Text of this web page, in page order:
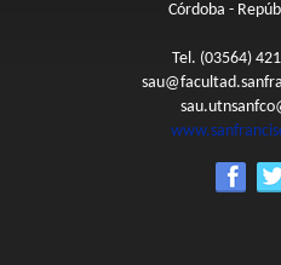
Córdoba -
Tel. (03564)